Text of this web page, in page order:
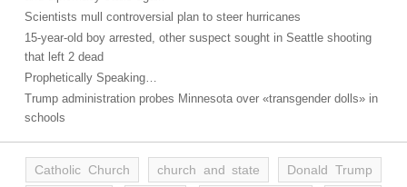
Scientists mull controversial plan to steer hurricanes
15-year-old boy arrested, other suspect sought in Seattle shooting
that left 2 dead
Prophetically Speaking…
Trump administration probes Minnesota over «transgender dolls» in
schools
Catholic Church church and state
Donald Trump